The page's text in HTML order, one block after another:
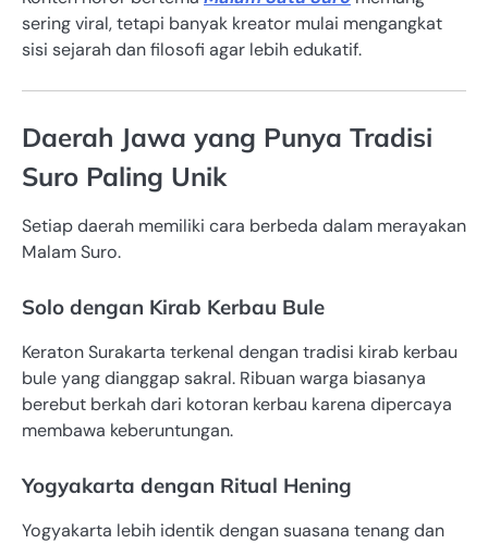
sering viral, tetapi banyak kreator mulai mengangkat
sisi sejarah dan filosofi agar lebih edukatif.
Daerah Jawa yang Punya Tradisi
Suro Paling Unik
Setiap daerah memiliki cara berbeda dalam merayakan
Malam Suro.
Solo dengan Kirab Kerbau Bule
Keraton Surakarta terkenal dengan tradisi kirab kerbau
bule yang dianggap sakral. Ribuan warga biasanya
berebut berkah dari kotoran kerbau karena dipercaya
membawa keberuntungan.
Yogyakarta dengan Ritual Hening
Yogyakarta lebih identik dengan suasana tenang dan